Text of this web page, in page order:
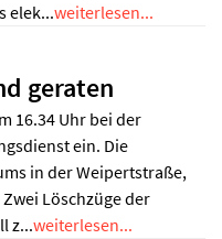
elek...weiterlesen...
geraten
16.34 Uhr bei der
ein. Die
in der Weipertstraße,
Löschzüge der
z...weiterlesen...